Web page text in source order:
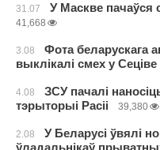
31.07 У Маскве пачаўся
41,668
3.08
Фота беларускага
выклікалі смех у Сеціве
4.08
ЗСУ пачалі
тэрыторыі Расіі
39,380
2.08
У Беларусі ўвялі
ўладальнікаў